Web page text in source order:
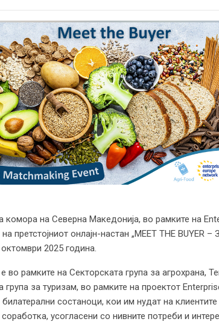
комора на Северна Македонија, во рамките на
на претстојниот онлајн-настан „MEET THE
2025 година.
во рамките на Секторската група за агрохрана,
група за туризам, во рамките на проектот
состаноци, кои им нудат на
усогласени со нивните потреби и